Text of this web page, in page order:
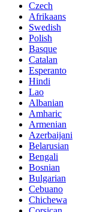
Czech
Afrikaans
Swedish
Polish
Basque
Catalan
Esperanto
Hindi
Lao
Albanian
Amharic
Armenian
Azerbaijani
Belarusian
Bengali
Bosnian
Bulgarian
Cebuano
Chichewa